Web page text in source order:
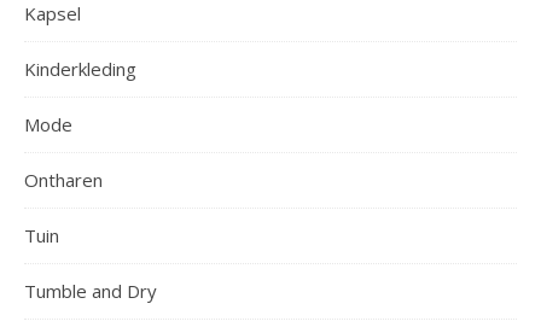
Kapsel
Kinderkleding
Mode
Ontharen
Tuin
Tumble and Dry